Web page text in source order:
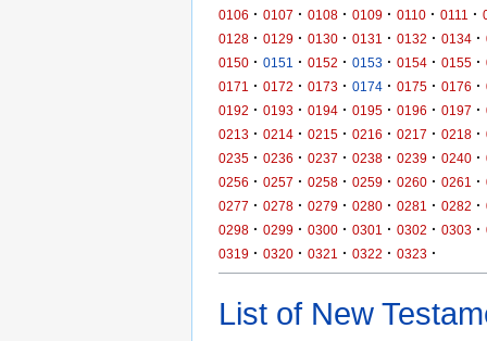
0106 · 0107 · 0108 · 0109 · 0110 · 0111 ·
0128 · 0129 · 0130 · 0131 · 0132 · 0134 ·
0150 · 0151 · 0152 · 0153 · 0154 · 0155 ·
0171
· 0172 · 0173 · 0174 · 0175 · 0176 ·
0192 · 0193 · 0194 · 0195 · 0196 · 0197 ·
0213 · 0214 · 0215 · 0216 · 0217 · 0218 ·
0235 · 0236 · 0237 · 0238 · 0239 · 0240 ·
0256 · 0257 · 0258 · 0259 · 0260 · 0261 ·
0277 · 0278 · 0279 · 0280 · 0281 · 0282 ·
0298 · 0299 · 0300 · 0301 · 0302 · 0303 ·
0319 · 0320 · 0321 · 0322 · 0323 ·
List of New